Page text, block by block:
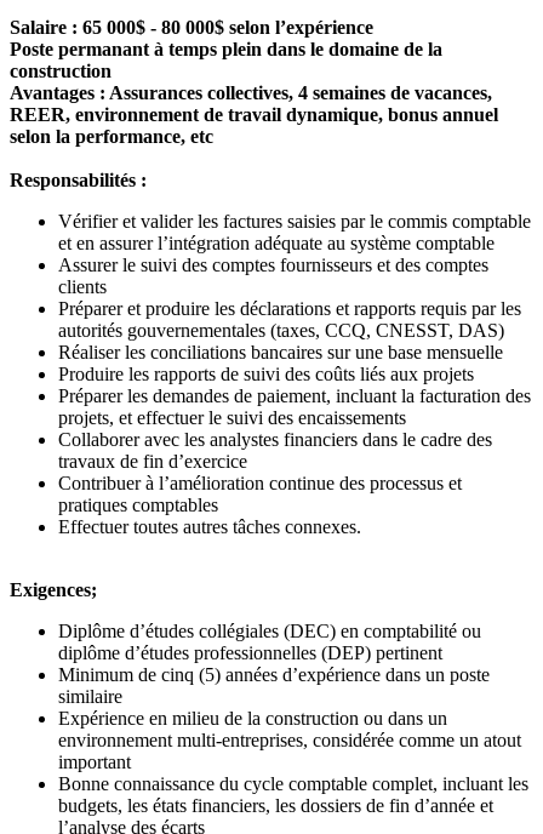
Salaire : 65 000$ - 80 000$ selon l’expérience
Poste permanant à temps plein dans le domaine de la
construction
Avantages : Assurances collectives, 4 semaines de vacances,
REER, environnement de travail dynamique, bonus annuel
selon la performance, etc
Responsabilités :
Vérifier et valider les factures saisies par le commis comptable
et en assurer l’intégration adéquate au système comptable
Assurer le suivi des comptes fournisseurs et des comptes
clients
Préparer et produire les déclarations et rapports requis par les
autorités gouvernementales (taxes, CCQ, CNESST, DAS)
Réaliser les conciliations bancaires sur une base mensuelle
Produire les rapports de suivi des coûts liés aux projets
Préparer les demandes de paiement, incluant la facturation des
projets, et effectuer le suivi des encaissements
Collaborer avec les analystes financiers dans le cadre des
travaux de fin d’exercice
Contribuer à l’amélioration continue des processus et
pratiques comptables
Effectuer toutes autres tâches connexes.
Exigences;
Diplôme d’études collégiales (DEC) en comptabilité ou
diplôme d’études professionnelles (DEP) pertinent
Minimum de cinq (5) années d’expérience dans un poste
similaire
Expérience en milieu de la construction ou dans un
environnement multi-entreprises, considérée comme un atout
important
Bonne connaissance du cycle comptable complet, incluant les
budgets, les états financiers, les dossiers de fin d’année et
l’analyse des écarts